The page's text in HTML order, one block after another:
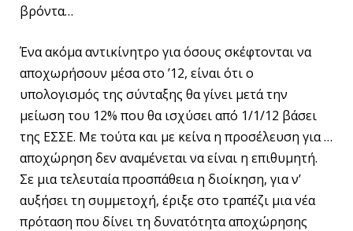
βρόντα…
Ένα ακόμα αντικίνητρο για όσους σκέφτονται να
αποχωρήσουν μέσα στο ’12, είναι ότι ο
υπολογισμός της σύνταξης θα γίνει μετά την
μείωση του 12% που θα ισχύσει από 1/1/12 βάσει
της ΕΣΣΕ. Με τούτα και με κείνα η προσέλευση για …
αποχώρηση δεν αναμένεται να είναι η επιθυμητή.
Σε μια τελευταία προσπάθεια η διοίκηση, για ν’
αυξήσει τη συμμετοχή, έριξε στο τραπέζι μια νέα
πρόταση που δίνει τη δυνατότητα αποχώρησης